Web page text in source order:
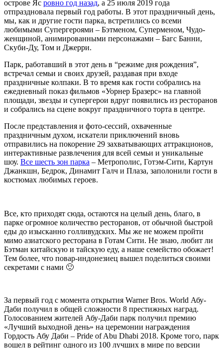
острове Яс ровно год назад, а 25 июля 2019 года
отпраздновала первый год работы. В этот праздничный день,
мы, как и другие гости парка, встретились со всеми
любимыми Супергероями – Бэтменом, Суперменом, Чудо-
женщиной, анимированными персонажами – Багс Банни,
Скуби-Ду, Том и Джерри.
Парк, работавший в этот день в “режиме дня рождения”,
встречал семьи и своих друзей, раздавая при входе
праздничные колпаки. В то время как гости собрались на
ежедневный показ фильмов «Уорнер Бразерс» на главной
площади, звезды и супергерои вдруг появились из ресторанов
и собрались на сцене вокруг праздничного торта в центре.
После представления и фото-сессий, охваченные
праздничным духом, искатели приключений вновь
отправились на покорение 29 захватывающих аттракционов,
интерактивные развлечения для всей семьи и уникальные
шоу. Все шесть зон парка – Метрополис, Готэм-Сити, Картун
Джанкшн, Бедрок, Динамит Галч и Плаза, заполонили гости в
костюмах любимых героев.
Все, кто приходят сюда, остаются на целый день, благо, в
парке огромное количество ресторанов, от обычной быстрой
еды до изысканно голливудских. Мы же не можем пройти
мимо азиатского ресторана в Готам Сити. Не знаю, любит ли
Бэтман китайскую и тайскую еду, а наше семейство обожает!
Тем более, что повар-индонезиец вышел поделиться cвоими
секретами с нами 🙂
За первый год с момента открытия Warner Bros. World Абу-
Даби получил в общей сложности 8 престижных наград.
Голосованием жителей Абу-Даби парк получил премию
«Лучший выходной день» на церемонии награждения
Гордость Абу Даби – Pride of Abu Dhabi 2018. Кроме того, парк
вошел в рейтинг одного из 100 лучших в мире по версии